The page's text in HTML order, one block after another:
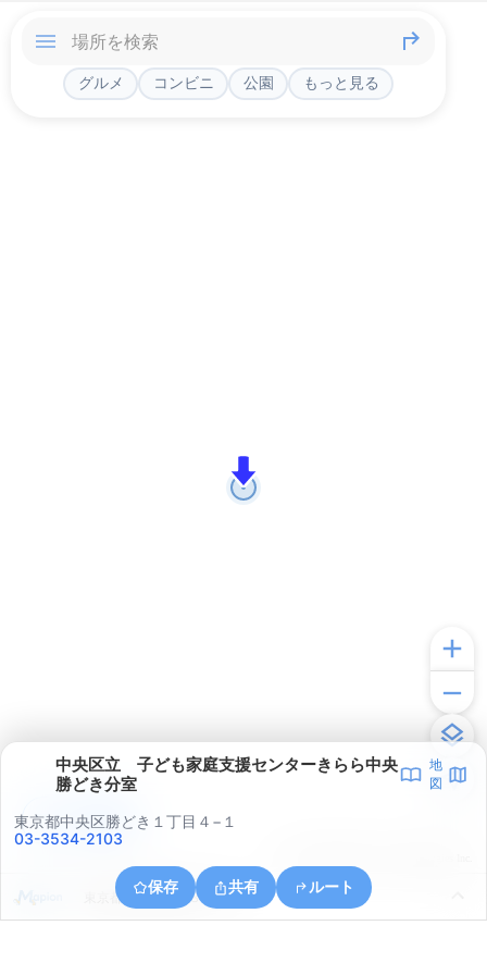
グルメ コンビニ 公園 もっと見る
中央区立 子ども家庭支援センターきらら中央
勝どき分室
地
図
東京都中央区勝どき１丁目４−１
03-3534-2103
保存 共有 ルート
東京都中央区銀座８丁目４
アプリで見る